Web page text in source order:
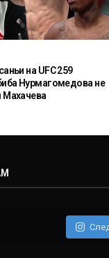
на UFC 259
Нурмагомедова не